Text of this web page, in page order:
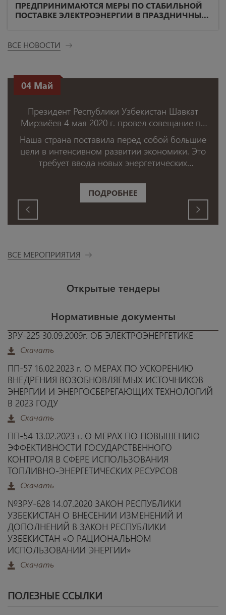
ПРЕДПРИНИМАЮТСЯ МЕРЫ ПО СТАБИЛЬНОЙ
ПОСТАВКЕ ЭЛЕКТРОЭНЕРГИИ В ПРАЗДНИЧНЫЕ
ВСЕ НОВОСТИ
Президент Республики Узбекистан Шавкат
Мирзиёев 4 мая 2020 г. провел совещание по
вопросам повышения эффективности в
топливно-энергетической отрасли и
оптимизации энергопотребления.
Наша страна поставила перед собой большие
цели в интенсивном развитии экономики. Это
требует ввода новых энергетических
имеющихся ресурсов.
ПОДРОБНЕЕ
04 Май
‹ ›
ВСЕ МЕРОПРИЯТИЯ
Открытые тендеры
Нормативные документы
ЗРУ-225 30.09.2009г. ОБ ЭЛЕКТРОЭНЕРГЕТИКЕ
Скачать
ПП-57 16.02.2023 г. О МЕРАХ ПО УСКОРЕНИЮ
ВНЕДРЕНИЯ ВОЗОБНОВЛЯЕМЫХ ИСТОЧНИКОВ
ЭНЕРГИИ И ЭНЕРГОСБЕРЕГАЮЩИХ ТЕХНОЛОГИЙ
В 2023 ГОДУ
Скачать
ПП-54 13.02.2023 г. О МЕРАХ ПО ПОВЫШЕНИЮ
ЭФФЕКТИВНОСТИ ГОСУДАРСТВЕННОГО
КОНТРОЛЯ В СФЕРЕ ИСПОЛЬЗОВАНИЯ
ТОПЛИВНО-ЭНЕРГЕТИЧЕСКИХ РЕСУРСОВ
Скачать
№ЗРУ-628 14.07.2020 ЗАКОН РЕСПУБЛИКИ
УЗБЕКИСТАН О ВНЕСЕНИИ ИЗМЕНЕНИЙ И
ДОПОЛНЕНИЙ В ЗАКОН РЕСПУБЛИКИ
УЗБЕКИСТАН «О РАЦИОНАЛЬНОМ
ИСПОЛЬЗОВАНИИ ЭНЕРГИИ»
Скачать
ПОЛЕЗНЫЕ ССЫЛКИ